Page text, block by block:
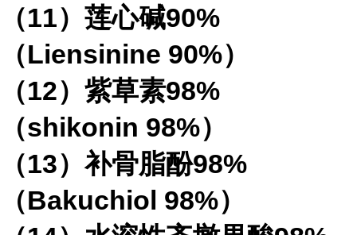
（11）莲心碱90%
（Liensinine 90%）
（12）紫草素98%
（shikonin 98%）
（13）补骨脂酚98%
（Bakuchiol 98%）